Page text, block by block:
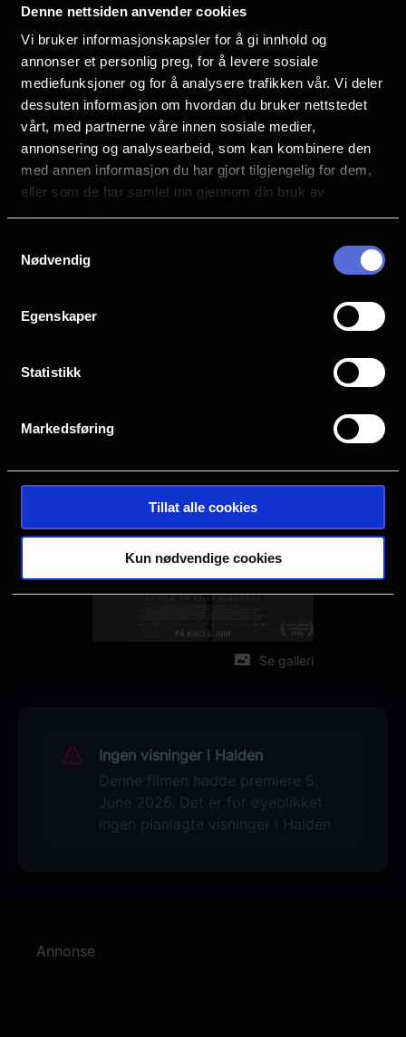
Denne nettsiden anvender cookies
Vi bruker informasjonskapsler for å gi innhold og
annonser et personlig preg, for å levere sosiale
mediefunksjoner og for å analysere trafikken vår. Vi deler
dessuten informasjon om hvordan du bruker nettstedet
vårt, med partnerne våre innen sosiale medier,
annonsering og analysearbeid, som kan kombinere den
med annen informasjon du har gjort tilgjengelig for dem,
eller som de har samlet inn gjennom din bruk av
Nødvendig
Egenskaper
Statistikk
Markedsføring
Tillat alle cookies
Kun nødvendige cookies
Se galleri
Premiere
Lengde
1 time 46 min
Regi
Alice Winocour
Vurdering: (41 stemmer 59.32%)
Angelina Jolie
Ella Rump
Drama
Another World Entertainment
yrker, kulturer og kontinenter i løpet av de
mest stressende dagene i den parisiske
moteverdenen.
Ingen visninger i Halden
Denne filmen hadde premiere 5.
June 2026. Det er for øyeblikket
ingen planlagte visninger i Halden
Annonse